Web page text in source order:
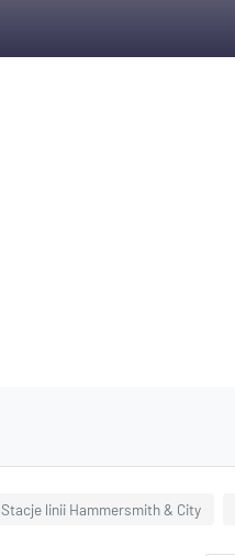
Stacje linii Hammersmith & City